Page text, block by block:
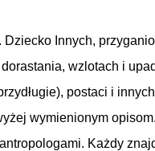
Dziecko Innych,
wzlotach i
postaci i
wymienionym
Każdy